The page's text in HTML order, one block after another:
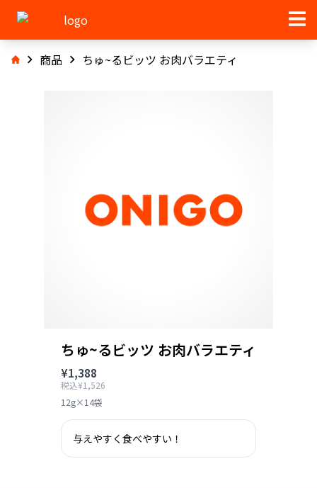
商品 ちゅ~るビッツ お肉バラエティ
ちゅ~るビッツ お肉バラエティ
¥1,388
税込¥1,526
12g×14袋
与えやすく食べやすい！